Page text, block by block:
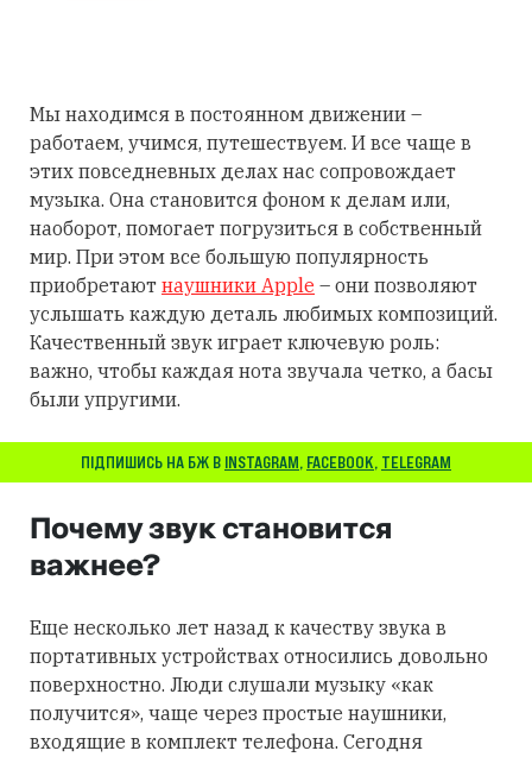
Мы находимся в постоянном движении –
работаем, учимся, путешествуем. И все чаще в
этих повседневных делах нас сопровождает
музыка. Она становится фоном к делам или,
наоборот, помогает погрузиться в собственный
мир. При этом все большую популярность
приобретают наушники Apple – они позволяют
услышать каждую деталь любимых композиций.
Качественный звук играет ключевую роль:
важно, чтобы каждая нота звучала четко, а басы
были упругими.
ПІДПИШИСЬ НА БЖ В INSTAGRAM, FACEBOOK, TELEGRAM
Почему звук становится
важнее?
Еще несколько лет назад к качеству звука в
портативных устройствах относились довольно
поверхностно. Люди слушали музыку «как
получится», чаще через простые наушники,
входящие в комплект телефона. Сегодня